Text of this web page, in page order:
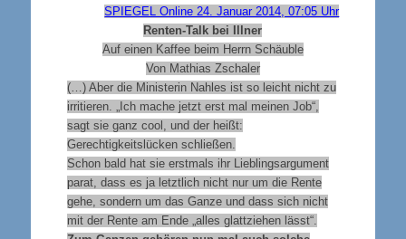
SPIEGEL Online 24. Januar 2014, 07:05 Uhr
Renten-Talk bei Illner
Auf einen Kaffee beim Herrn Schäuble
Von Mathias Zschaler
(…) Aber die Ministerin Nahles ist so leicht nicht zu
irritieren. „Ich mache jetzt erst mal meinen Job“,
sagt sie ganz cool, und der heißt:
Gerechtigkeitslücken schließen.
Schon bald hat sie erstmals ihr Lieblingsargument
parat, dass es ja letztlich nicht nur um die Rente
gehe, sondern um das Ganze und dass sich nicht
mit der Rente am Ende „alles glattziehen lässt“.